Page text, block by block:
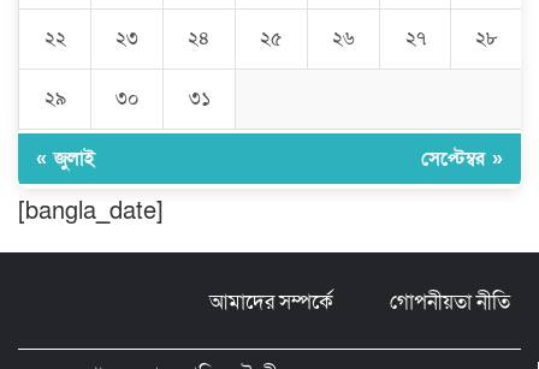
ঘণ্টার পর ঘণ্টা বিদ্যুৎহীন মৌলভীবাজার:
অতিরিক্ত বিলে দিশেহারা গ্রাহক, তীব্র ক্ষোভ
এসোসিয়েশন’র পক্ষ থেকে নগদ অর্থ বিতরণ
গ্রেফতার ১ সিল-স্টাম্প প্যাড জব্দ।
২২ ২৩ ২৪ ২৫ ২৬ ২৭ ২৮
২৯ ৩০ ৩১
« জুলাই সেপ্টেম্বর »
[bangla_date]
আমাদের সম্পর্কে গোপনীয়তা নীতি